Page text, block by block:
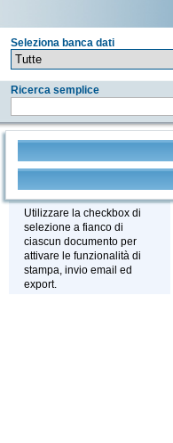
Seleziona banca dati
Ricerca semplice
Stampa - Email - Export
Utilizzare la checkbox di
selezione a fianco di
ciascun documento per
attivare le funzionalità di
stampa, invio email ed
export.